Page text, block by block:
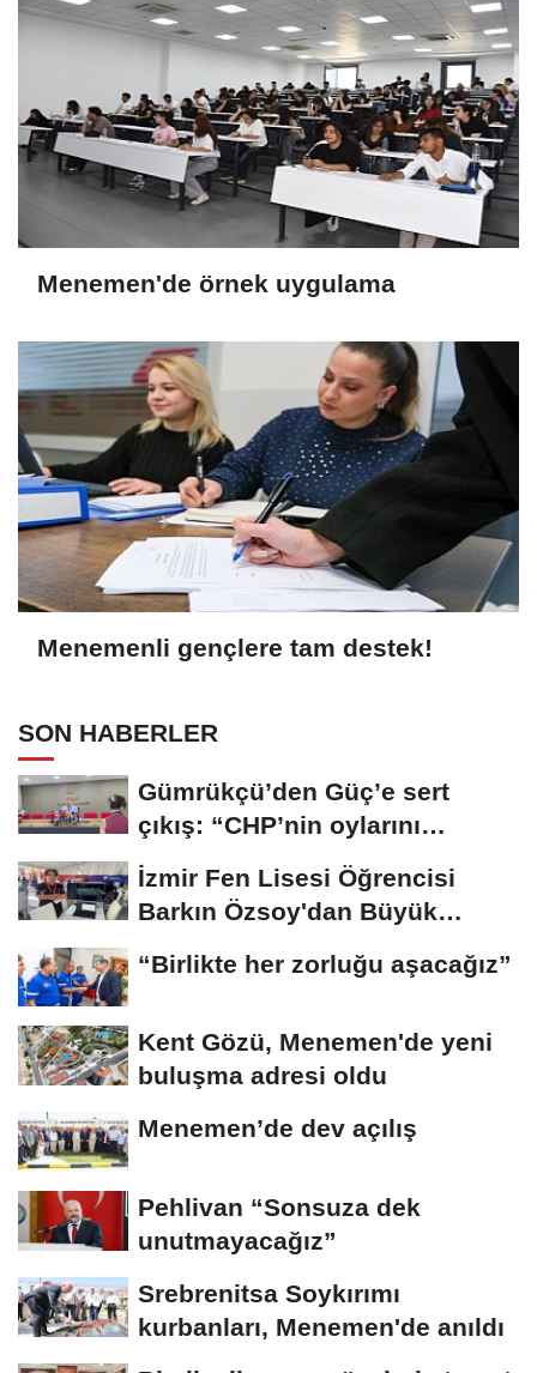
Menemen'de örnek uygulama
Menemenli gençlere tam destek!
SON HABERLER
Gümrükçü’den Güç’e sert
çıkış: “CHP’nin oylarını
cebine...
İzmir Fen Lisesi Öğrencisi
Barkın Özsoy'dan Büyük
“Birlikte her zorluğu aşacağız”
Kent Gözü, Menemen'de yeni
buluşma adresi oldu
Menemen’de dev açılış
Pehlivan “Sonsuza dek
unutmayacağız”
Srebrenitsa Soykırımı
kurbanları, Menemen'de anıldı